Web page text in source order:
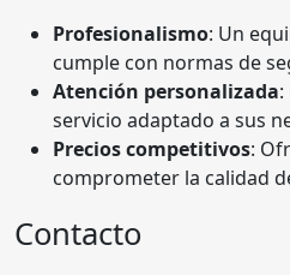
Profesionalismo: Un
cumple con normas de
Atención personalizada
servicio adaptado a sus
Precios competitivos:
comprometer la calidad
Contacto